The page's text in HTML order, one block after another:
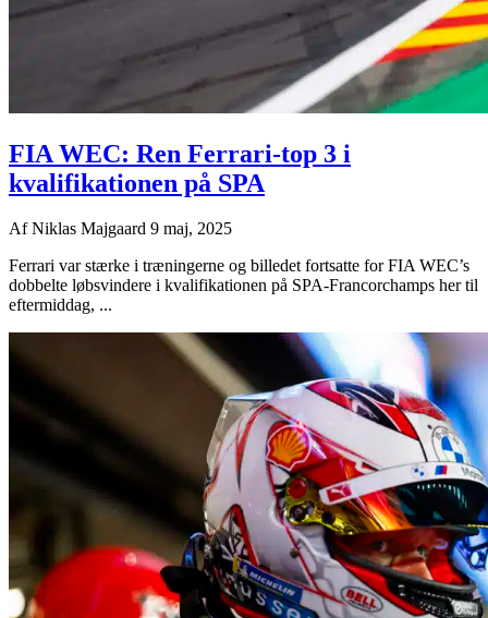
FIA WEC: Ren Ferrari-top 3 i
kvalifikationen på SPA
AfNiklas Majgaard 9 maj, 2025
Ferrari var stærke i træningerne og billedet fortsatte for FIA WEC’s
dobbelte løbsvindere i kvalifikationen på SPA-Francorchamps her til
eftermiddag, ...